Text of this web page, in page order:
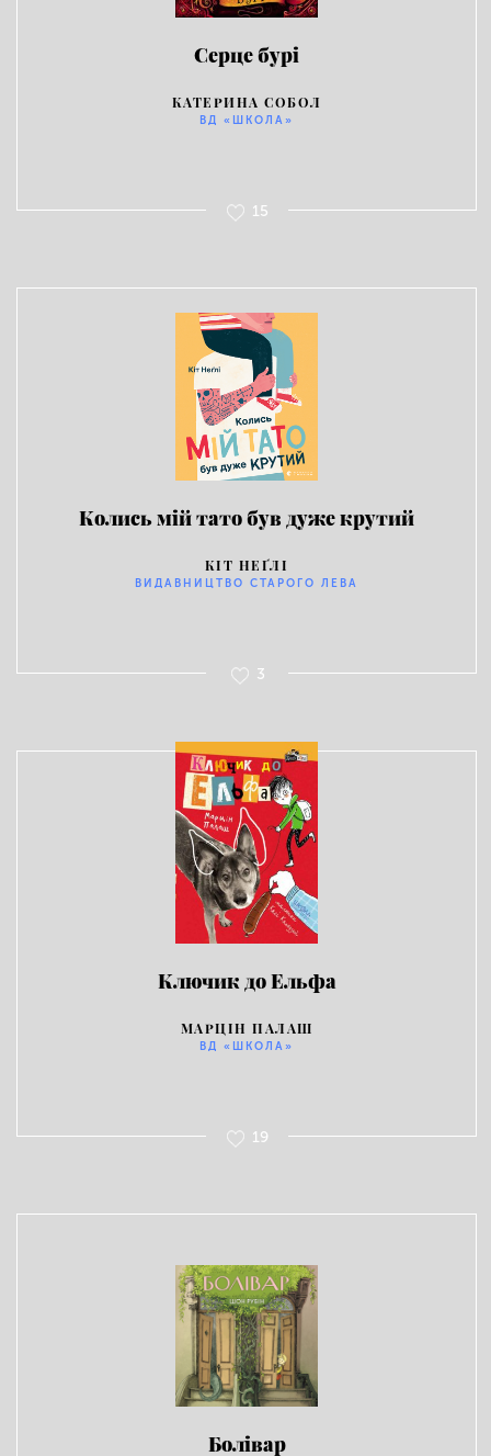
Серце бурі
КАТЕРИНА СОБОЛ
ВД «ШКОЛА»
15
Колись мій тато був дуже крутий
КІТ НЕҐЛІ
ВИДАВНИЦТВО СТАРОГО ЛЕВА
3
Ключик до Ельфа
МАРЦІН ПАЛАШ
ВД «ШКОЛА»
19
Болівар